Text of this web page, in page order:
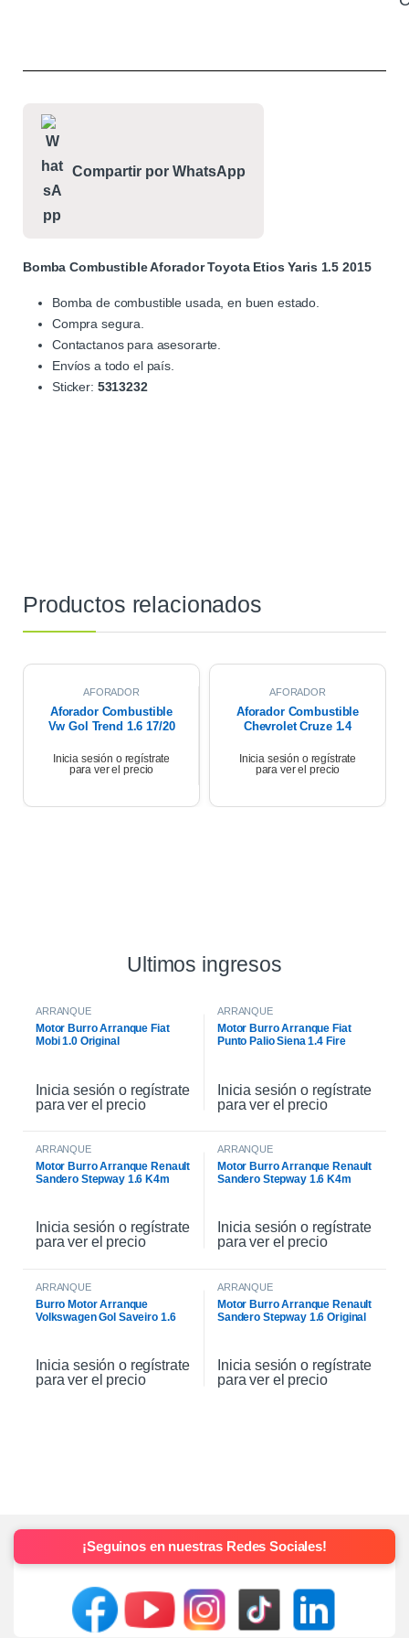
Compartir por WhatsApp
Bomba Combustible Aforador Toyota Etios Yaris 1.5 2015
Bomba de combustible usada, en buen estado.
Compra segura.
Contactanos para asesorarte.
Envíos a todo el país.
Sticker: 5313232
Productos relacionados
AFORADOR
Aforador Combustible
Vw Gol Trend 1.6 17/20
Inicia sesión o regístrate
para ver el precio
AFORADOR
Aforador Combustible
Chevrolet Cruze 1.4
Inicia sesión o regístrate
para ver el precio
Ultimos ingresos
ARRANQUE
Motor Burro Arranque Fiat
Mobi 1.0 Original
Inicia sesión o regístrate
para ver el precio
ARRANQUE
Motor Burro Arranque Fiat
Punto Palio Siena 1.4 Fire
Inicia sesión o regístrate
para ver el precio
ARRANQUE
Motor Burro Arranque Renault
Sandero Stepway 1.6 K4m
Inicia sesión o regístrate
para ver el precio
ARRANQUE
Motor Burro Arranque Renault
Sandero Stepway 1.6 K4m
Inicia sesión o regístrate
para ver el precio
ARRANQUE
Burro Motor Arranque
Volkswagen Gol Saveiro 1.6
Inicia sesión o regístrate
para ver el precio
ARRANQUE
Motor Burro Arranque Renault
Sandero Stepway 1.6 Original
Inicia sesión o regístrate
para ver el precio
¡Seguinos en nuestras Redes Sociales!